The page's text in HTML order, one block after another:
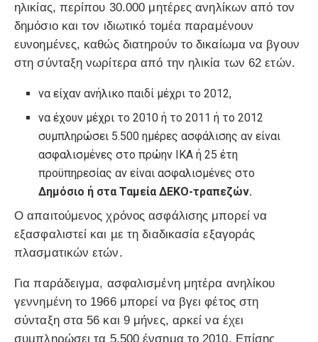
ηλικίας, περίπου 30.000 μητέρες ανηλίκων από τον
δημόσιο και τον ιδιωτικό τομέα παραμένουν
ευνοημένες, καθώς διατηρούν το δικαίωμα να βγουν
στη σύνταξη νωρίτερα από την ηλικία των 62 ετών.
να είχαν ανήλικο παιδί μέχρι το 2012,
να έχουν μέχρι το 2010 ή το 2011 ή το 2012
συμπληρώσει 5.500 ημέρες ασφάλισης αν είναι
ασφαλισμένες στο πρώην ΙΚΑ ή 25 έτη
προϋπηρεσίας αν είναι ασφαλισμένες στο
Δημόσιο ή στα Ταμεία ΔΕΚΟ-τραπεζών.
O απαιτούμενος χρόνος ασφάλισης μπορεί να
εξασφαλιστεί και µε τη διαδικασία εξαγοράς
πλασματικών ετών.
Για παράδειγμα, ασφαλισμένη μητέρα ανηλίκου
γεννημένη το 1966 μπορεί να βγει φέτος στη
σύνταξη στα 56 και 9 μήνες, αρκεί να έχει
συμπληρώσει τα 5.500 ένσημα το 2010. Επίσης